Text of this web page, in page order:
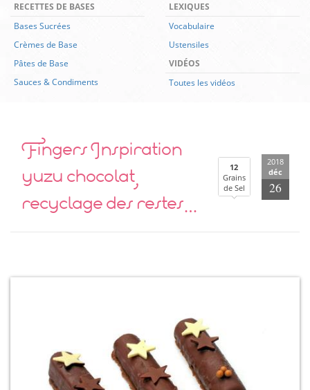
RECETTES DE BASES
Bases Sucrées
Crèmes de Base
Pâtes de Base
Sauces & Condiments
LEXIQUES
Vocabulaire
Ustensiles
VIDÉOS
Toutes les vidéos
Fingers Inspiration
yuzu chocolat,
recyclage des restes…
12
Grains
de Sel
2018
déc
26